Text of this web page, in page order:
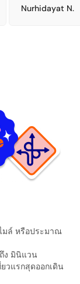
Nurhidayat N.
มล์ หรือประมาณ
ง มินิแวน
วแรกสุดออกเดิน